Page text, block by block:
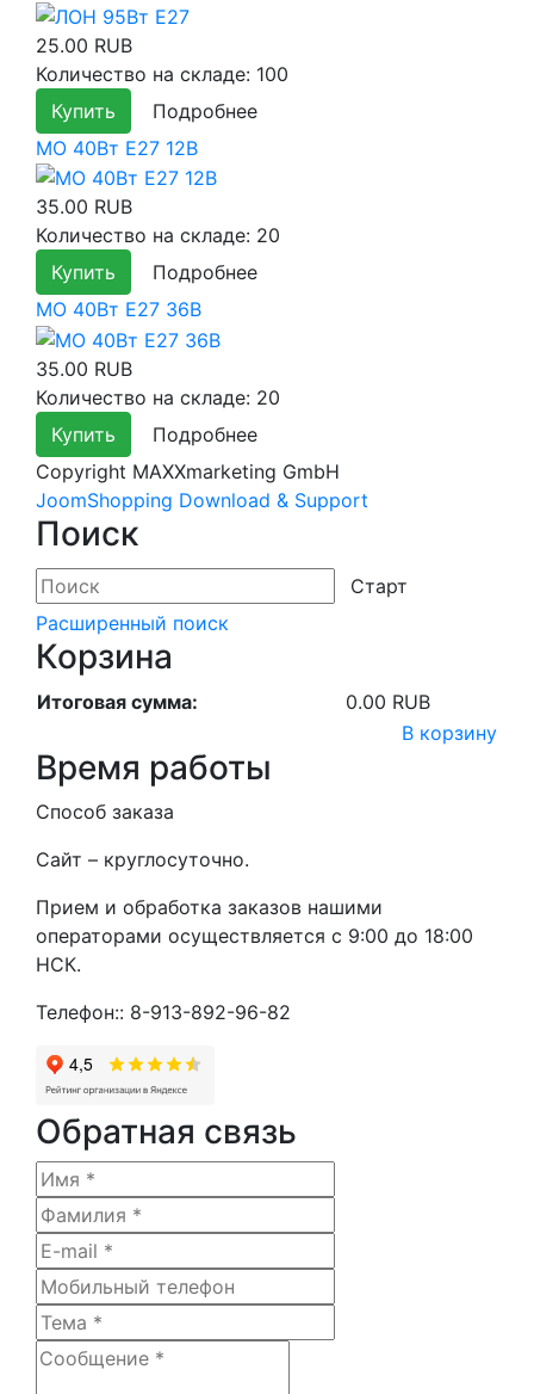
25.00 RUB
Количество на складе: 100
Купить
Подробнее
МО 40Вт E27 12В
35.00 RUB
Количество на складе: 20
Купить
Подробнее
МО 40Вт E27 36В
35.00 RUB
Количество на складе: 20
Купить
Подробнее
Copyright MAXXmarketing GmbH
JoomShopping Download & Support
Поиск
Расширенный поиск
Корзина
Итоговая сумма:
0.00 RUB
В корзину
Время работы
Способ заказа
Сайт – круглосуточно.
Прием и обработка заказов нашими
операторами осуществляется с 9:00 до 18:00
НСК.
Телефон:: 8-913-892-96-82
Обратная связь